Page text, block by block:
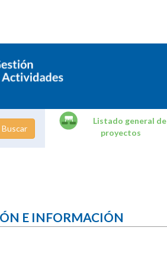
Listado general de
proyectos
E INFORMACIÓN